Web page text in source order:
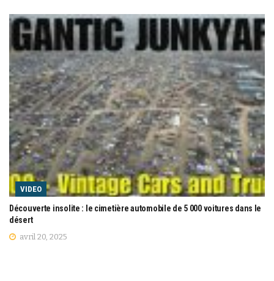
VIDEO
Découverte insolite : le cimetière automobile de 5 000 voitures dans le
désert
avril 20, 2025